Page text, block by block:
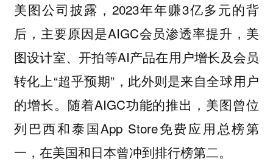
美图公司披露，2023年年赚3亿多元的背
后，主要原因是AIGC会员渗透率提升，美
图设计室、开拍等AI产品在用户增长及会员
转化上“超乎预期”，此外则是来自全球用户
的增长。随着AIGC功能的推出，美图曾位
列巴西和泰国App Store免费应用总榜第
一，在美国和日本曾冲到排行榜第二。